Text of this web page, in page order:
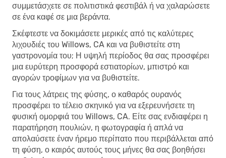
συμμετάσχετε σε πολιτιστικά φεστιβάλ ή να χαλαρώσετε
σε ένα καφέ σε μια βεράντα.
Σκέφτεστε να δοκιμάσετε μερικές από τις καλύτερες
λιχουδιές του Willows, CA και να βυθιστείτε στη
γαστρονομία του; Η υψηλή περίοδος θα σας προσφέρει
μια ευρύτερη προσφορά εστιατορίων, μπιστρό και
αγορών τροφίμων για να βυθιστείτε.
Για τους λάτρεις της φύσης, ο καθαρός ουρανός
προσφέρει το τέλειο σκηνικό για να εξερευνήσετε τη
φυσική ομορφιά του Willows, CA. Είτε σας ενδιαφέρει η
παρατήρηση πουλιών, η φωτογραφία ή απλά να
απολαύσετε έναν ήρεμο περίπατο που περιβάλλεται από
τη φύση, ο καιρός αυτούς τους μήνες θα σας βοηθήσει